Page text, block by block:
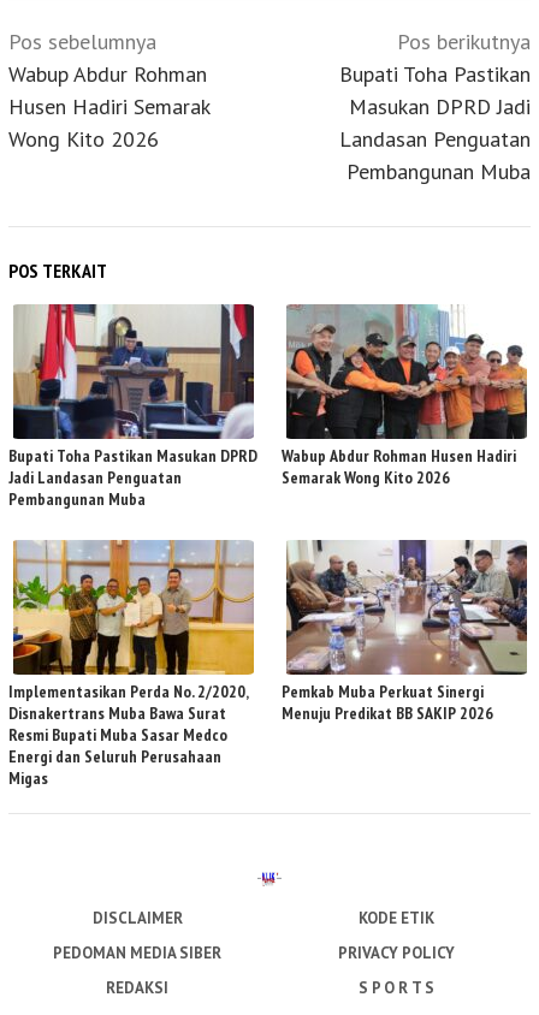
Navigasi
pos
Pos sebelumnya
Wabup Abdur Rohman
Husen Hadiri Semarak
Wong Kito 2026
Pos berikutnya
Bupati Toha Pastikan
Masukan DPRD Jadi
Landasan Penguatan
Pembangunan Muba
POS TERKAIT
Bupati Toha Pastikan Masukan DPRD
Jadi Landasan Penguatan
Pembangunan Muba
Wabup Abdur Rohman Husen Hadiri
Semarak Wong Kito 2026
Implementasikan Perda No. 2/2020,
Disnakertrans Muba Bawa Surat
Resmi Bupati Muba Sasar Medco
Energi dan Seluruh Perusahaan
Migas
Pemkab Muba Perkuat Sinergi
Menuju Predikat BB SAKIP 2026
DISCLAIMER
KODE ETIK
PEDOMAN MEDIA SIBER
PRIVACY POLICY
REDAKSI
S P O R T S